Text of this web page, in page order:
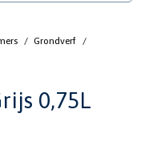
/ Grondverf /
0,75L